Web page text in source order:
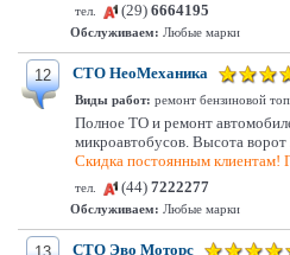
тел. (29) 6664195
Обслуживаем: Любые марки
12 СТО НеоМеханика
Виды работ: ремонт бензиновой
Полное ТО и ремонт
микроавтобусов. Высота
Скидка постоянным клиентам!
тел. (44) 7222277
Обслуживаем: Любые марки
СТО Эво Моторс